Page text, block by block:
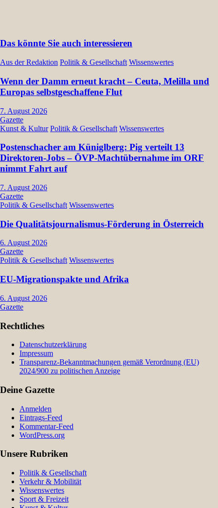
Das könnte Sie auch interessieren
Aus der Redaktion Politik & Gesellschaft Wissenswertes
Wenn der Damm erneut kracht – Ceuta, Melilla und
Europas selbstgeschaffene Flut
7. August 2026
Gazette
Kunst & Kultur Politik & Gesellschaft Wissenswertes
Postenschacher am Küniglberg: Pig verteilt 13
Direktoren-Jobs – ÖVP-Machtübernahme im ORF
nimmt Fahrt auf
7. August 2026
Gazette
Politik & Gesellschaft Wissenswertes
Die Qualitätsjournalismus-Förderung in Österreich
6. August 2026
Gazette
Politik & Gesellschaft Wissenswertes
EU-Migrationspakte und Afrika
6. August 2026
Gazette
Rechtliches
Datenschutzerklärung
Impressum
Transparenz-Bekanntmachungen gemäß Verordnung (EU)
2024/900 zu politischen Anzeige
Deine Gazette
Anmelden
Eintrags-Feed
Kommentar-Feed
WordPress.org
Unsere Rubriken
Politik & Gesellschaft
Verkehr & Mobilität
Wissenswertes
Sport & Freizeit